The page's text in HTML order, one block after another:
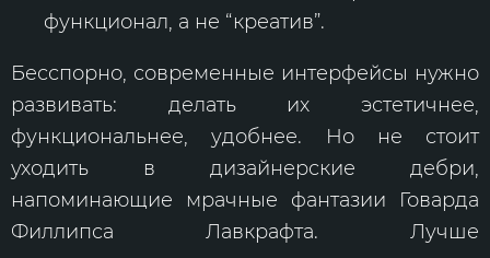
функционал, а не “креатив”.
Бесспорно, современные интерфейсы нужно
развивать: делать их эстетичнее,
функциональнее, удобнее. Но не стоит
уходить в дизайнерские дебри,
напоминающие мрачные фантазии Говарда
Филлипса Лавкрафта. Лучше